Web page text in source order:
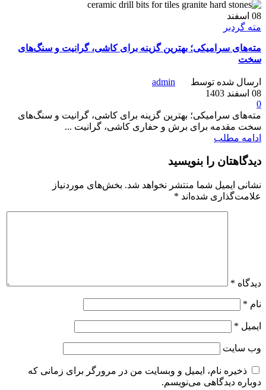
08 اسفند
مته گردبر
مته‌های سرامیکی؛ بهترین گزینه برای کاشی، گرانیت و سنگ‌های
سخت
ارسال شده توسط
admin
08 اسفند 1403
0
مته‌های سرامیکی؛ بهترین گزینه برای کاشی، گرانیت و سنگ‌های
سخت مقدمه برای برش و حفاری کاشی، گرانیت ...
ادامه مطلب
دیدگاهتان را بنویسید
نشانی ایمیل شما منتشر نخواهد شد. بخش‌های موردنیاز
علامت‌گذاری شده‌اند *
دیدگاه *
نام *
ایمیل *
وب‌ سایت
ذخیره نام، ایمیل و وبسایت من در مرورگر برای زمانی که
دوباره دیدگاهی می‌نویسم.